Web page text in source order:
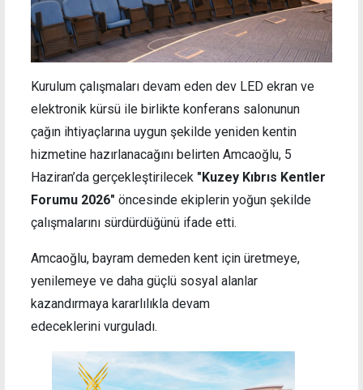
Kurulum çalışmaları devam eden dev LED ekran ve
elektronik kürsü ile birlikte konferans salonunun
çağın ihtiyaçlarına uygun şekilde yeniden kentin
hizmetine hazırlanacağını belirten Amcaoğlu, 5
Haziran’da gerçekleştirilecek "Kuzey Kıbrıs Kentler
Forumu 2026" öncesinde ekiplerin yoğun şekilde
çalışmalarını sürdürdüğünü ifade etti.
Amcaoğlu, bayram demeden kent için üretmeye,
yenilemeye ve daha güçlü sosyal alanlar
kazandırmaya kararlılıkla devam
edeceklerini vurguladı.